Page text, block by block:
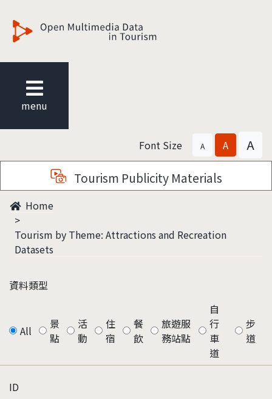
menu
Font Size A A A
Tourism Publicity Materials
Home
Tourism by Theme: Attractions and Recreation
Datasets
資料類型
All
景
點
活
動
住
宿
餐
飲
旅遊服
務站點
自
行
車
道
步
道
ID